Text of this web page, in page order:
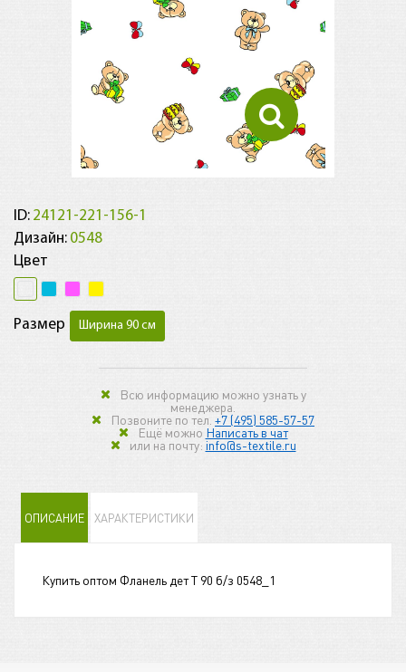
ID: 24121-221-156-1
Дизайн: 0548
Цвет
Размер Ширина 90 см
Всю информацию можно узнать у
менеджера.
Позвоните по тел. +7 (495) 585-57-57
Ещё можно Написать в чат
или на почту: info@s-textile.ru
ОПИСАНИЕ ХАРАКТЕРИСТИКИ
Купить оптом Фланель дет Т 90 б/з 0548_1